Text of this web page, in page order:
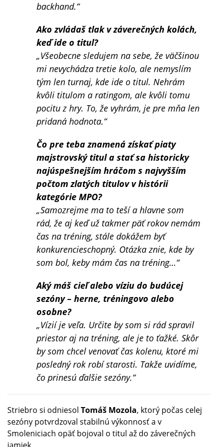
backhand.“
Ako zvládaš tlak v záverečných kolách,
keď ide o titul?
„Všeobecne sledujem na sebe, že väčšinou
mi nevychádza tretie kolo, ale nemyslím
tým len turnaj, kde ide o titul. Nehrám
kvôli titulom a ratingom, ale kvôli tomu
pocitu z hry. To, že vyhrám, je pre mňa len
pridaná hodnota.“
Čo pre teba znamená získať piaty
majstrovský titul a stať sa historicky
najúspešnejším hráčom s najvyšším
počtom zlatých titulov v histórii
kategórie MPO?
„Samozrejme ma to teší a hlavne som
rád, že aj keď už takmer päť rokov nemám
čas na tréning, stále dokážem byť
konkurencieschopný. Otázka znie, kde by
som bol, keby mám čas na tréning…“
Aký máš cieľ alebo víziu do budúcej
sezóny – herne, tréningovo alebo
osobne?
„Vízií je veľa. Určite by som si rád spravil
priestor aj na tréning, ale je to ťažké. Skôr
by som chcel venovať čas kolenu, ktoré mi
posledný rok robí starosti. Takže uvidíme,
čo prinesú ďalšie sezóny.“
Striebro si odniesol Tomáš Mozola, ktorý počas celej
sezóny potvrdzoval stabilnú výkonnosť a v
Smoleniciach opäť bojoval o titul až do záverečných